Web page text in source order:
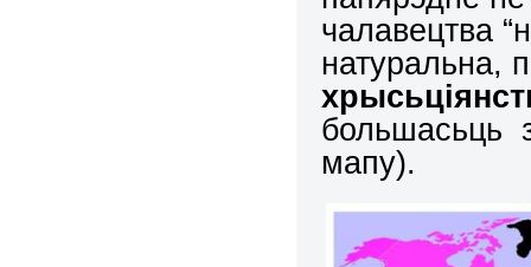
чалавецтва
натуральна,
большасьць
мапу).